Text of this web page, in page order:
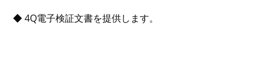
◆ 4Q電子検証文書を提供します。